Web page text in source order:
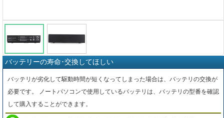
バッテリーの寿命･交換してほしい
バッテリが劣化して駆動時間が短くなってしまった場合は、バッテリの交換が
必要です。 ノートパソコンで使用しているバッテリは、バッテリの型番を確認
して購入することができます。